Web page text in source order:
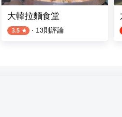
大韓拉麵食堂
3.5 · 13則評論